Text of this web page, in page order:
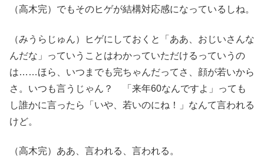
（高木完）でもそのヒゲが結構対応感になっているしね。
（みうらじゅん）ヒゲにしておくと「ああ、おじいさんな
んだな」っていうことはわかっていただけるっていうの
は……ほら、いつまでも完ちゃんだってさ、顔が若いから
さ。いつも言うじゃん？ 「来年60なんですよ」っても
し誰かに言ったら「いや、若いのにね！」なんて言われる
けど。
（高木完）ああ、言われる、言われる。